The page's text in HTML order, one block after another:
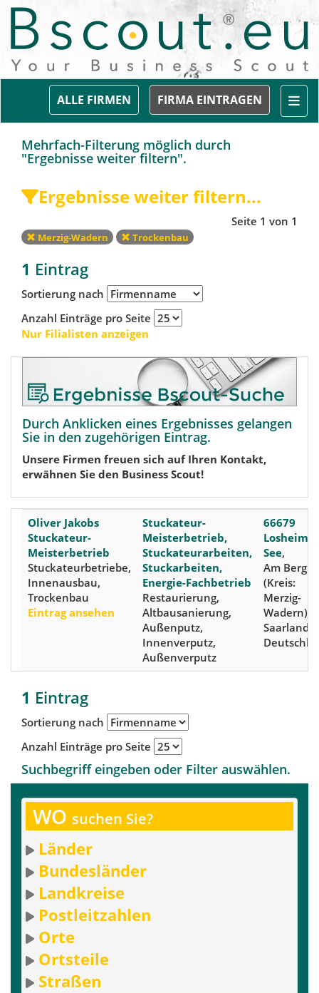
FIRMA EINTRAGEN
ALLE FIRMEN
Mehrfach-Filterung möglich durch
"Ergebnisse weiter filtern".
Ergebnisse weiter filtern...
Seite 1 von 1
Merzig-Wadern Trockenbau
1 Eintrag
Sortierung nach
Anzahl Einträge pro Seite
Nur Filialisten anzeigen
Durch Anklicken eines Ergebnisses gelangen
Sie in den zugehörigen Eintrag.
Unsere Firmen freuen sich auf Ihren Kontakt,
erwähnen Sie den Business Scout!
Oliver Jakobs
Stuckateur-
Meisterbetrieb
Stuckateurbetriebe,
Innenausbau,
Trockenbau
Eintrag ansehen
Stuckateur-
Meisterbetrieb,
Stuckateurarbeiten,
Stuckarbeiten,
Energie-Fachbetrieb
Restaurierung,
Altbausanierung,
Außenputz,
Innenverputz,
Außenverputz
66679
Losheim
See,
Am Berg
(Kreis:
Merzig-
Wadern)
Saarland,
1 Eintrag
Sortierung nach
Anzahl Einträge pro Seite
Suchbegriff eingeben oder Filter auswählen.
WO suchen Sie?
Länder
Bundesländer
Landkreise
Postleitzahlen
Orte
Ortsteile
Straßen